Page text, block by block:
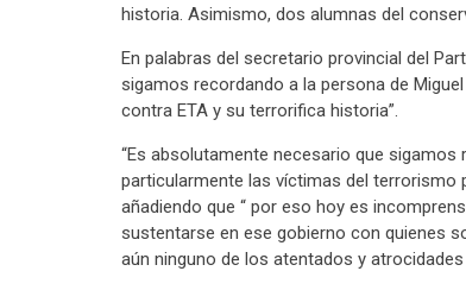
historia. Asimismo, dos alumnas del
En palabras del secretario provincial del
sigamos recordando a la persona de
contra ETA y su terrorifica historia”.
“Es absolutamente necesario que
particularmente las víctimas del terrorismo
añadiendo que “ por eso hoy es
sustentarse en ese gobierno con quienes
aún ninguno de los atentados y